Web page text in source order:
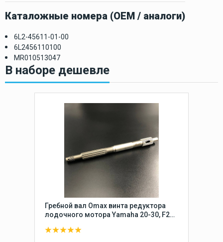
Каталожные номера (OEM / аналоги)
6L2-45611-01-00
6L2456110100
MR010513047
В наборе дешевле
Гребной вал Omax винта редуктора
лодочного мотора Yamaha 20-30, F20-